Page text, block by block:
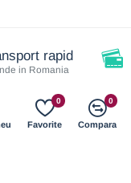
rapid
in Romania
Favorite
0
Compara
0